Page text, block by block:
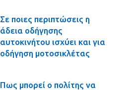
Σε ποιες περιπτώσεις η
άδεια οδήγησης
αυτοκινήτου ισχύει και για
οδήγηση μοτοσικλέτας
Πως μπορεί ο πολίτης να